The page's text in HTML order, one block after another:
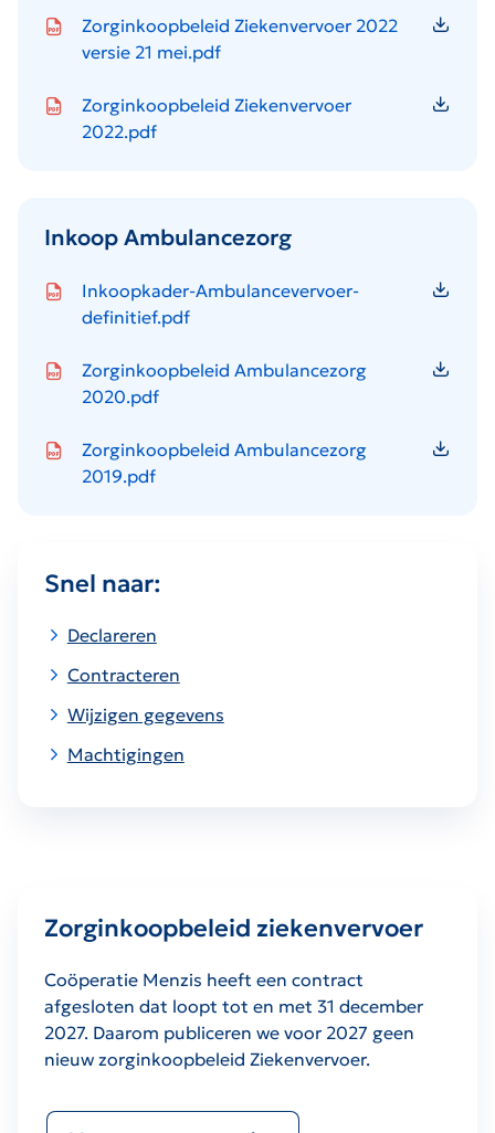
Icon file type-pdfZorginkoopbeleid Ziekenvervoer 2022
versie 21 mei.pdf
Icon file type-pdfZorginkoopbeleid Ziekenvervoer
2022.pdf
Inkoop Ambulancezorg
Icon file type-pdfInkoopkader-Ambulancevervoer-
definitief.pdf
Icon file type-pdfZorginkoopbeleid Ambulancezorg
2020.pdf
Icon file type-pdfZorginkoopbeleid Ambulancezorg
2019.pdf
Snel naar:
Declareren
Contracteren
Wijzigen gegevens
Machtigingen
Zorginkoopbeleid ziekenvervoer
Coöperatie Menzis heeft een contract
afgesloten dat loopt tot en met 31 december
2027. Daarom publiceren we voor 2027 geen
nieuw zorginkoopbeleid Ziekenvervoer.